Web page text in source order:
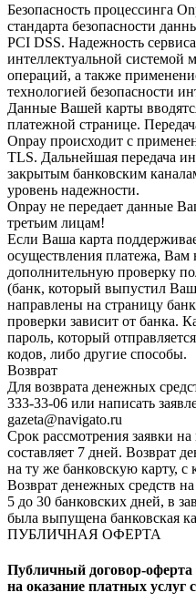
Безопасность процессинга
стандарта безопасности
PCI DSS. Надежность
интеллектуальной
операций, а также
технологией безопасности
Данные Вашей карты
платежной странице.
Onpay происходит с
TLS. Дальнейшая передача
закрытым банковским
уровень надежности.
Onpay не передает данные
третьим лицам!
Если Ваша карта
осуществления платежа, Вам
дополнительную проверку
(банк, который выпустил
направлены на страницу
проверки зависит от банка.
пароль, который
кодов, либо другие способы.
Возврат
Для возврата денежных
333-33-06 или написать
gazeta@navigato.ru
Срок рассмотрения заявки
составляет 7 дней. Возврат
на ту же банковскую карту, с
Возврат денежных средств
5 до 30 банковских дней, в
была выпущена банковская
ПУБЛИЧНАЯ ОФЕРТА
Публичный договор-оферта
на оказание платных услуг